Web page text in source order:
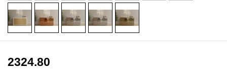
2324.80